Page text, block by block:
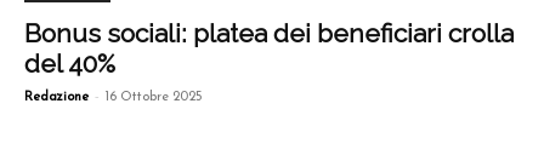
Bonus sociali: platea dei beneficiari crolla
del 40%
Redazione - 16 Ottobre 2025